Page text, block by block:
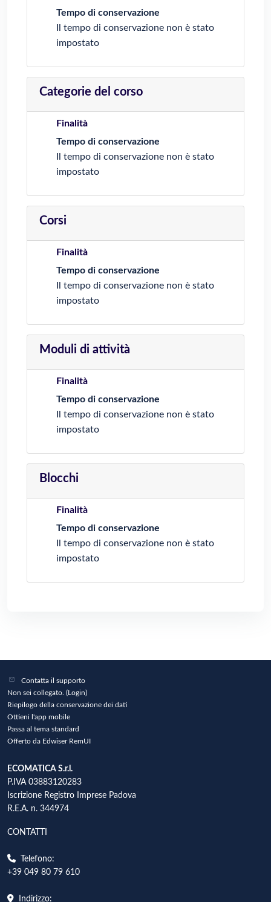
Tempo di conservazione
Il tempo di conservazione non è stato
impostato
Categorie del corso
Finalità
Tempo di conservazione
Il tempo di conservazione non è stato
impostato
Corsi
Finalità
Tempo di conservazione
Il tempo di conservazione non è stato
impostato
Moduli di attività
Finalità
Tempo di conservazione
Il tempo di conservazione non è stato
impostato
Blocchi
Finalità
Tempo di conservazione
Il tempo di conservazione non è stato
impostato
Contatta il supporto
Non sei collegato. (Login)
Riepilogo della conservazione dei dati
Ottieni l'app mobile
Passa al tema standard
Offerto da Edwiser RemUI
ECOMATICA S.r.l.
P.IVA 03883120283
Iscrizione Registro Imprese Padova
R.E.A. n. 344974
CONTATTI
Telefono:
+39 049 80 79 610
Indirizzo: